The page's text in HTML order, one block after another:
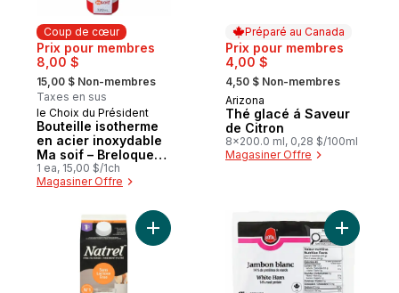
Coup de cœur
Prix pour membres
8,00 $
, formerly:
15,00 $ Non-membres
Taxes en sus
Coup de cœur
le Choix du Président
Bouteille isotherme
en acier inoxydable
Ma soif – Breloques
du Canada
1 ea, 15,00 $/1ch
Magasiner Offre
Préparé au Canada
Prix pour membres
4,00 $
, formerly:
4,50 $ Non-membres
Préparé au Canada
Arizona
Thé glacé á Saveur
de Citron
8x200.0 ml, 0,28 $/100ml
Magasiner Offre
Ajouter Produit laitier sans lactose 1 % au
Ajouter